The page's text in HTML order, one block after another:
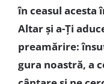
în ceasul
Altar și a-Ți
preamărire:
gura noastră, a